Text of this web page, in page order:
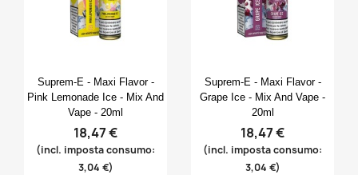
Anteprima
Suprem-E - Maxi Flavor -
Pink Lemonade Ice - Mix And
Vape - 20ml
18,47 €
(incl. imposta consumo:
3,04 €)
Anteprima
Suprem-E - Maxi Flavor -
Grape Ice - Mix And Vape -
20ml
18,47 €
(incl. imposta consumo:
3,04 €)